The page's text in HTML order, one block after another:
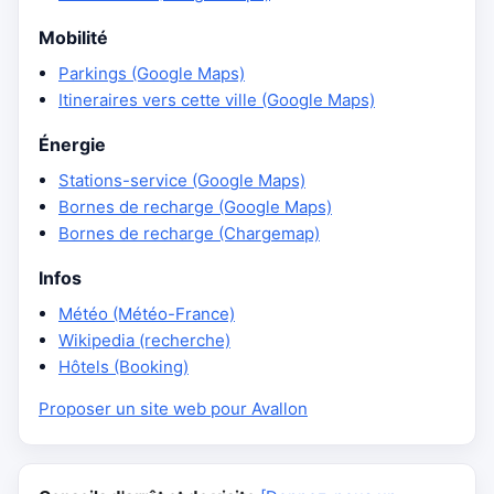
Mobilité
Parkings (Google Maps)
Itineraires vers cette ville (Google Maps)
Énergie
Stations-service (Google Maps)
Bornes de recharge (Google Maps)
Bornes de recharge (Chargemap)
Infos
Météo (Météo-France)
Wikipedia (recherche)
Hôtels (Booking)
Proposer un site web pour Avallon